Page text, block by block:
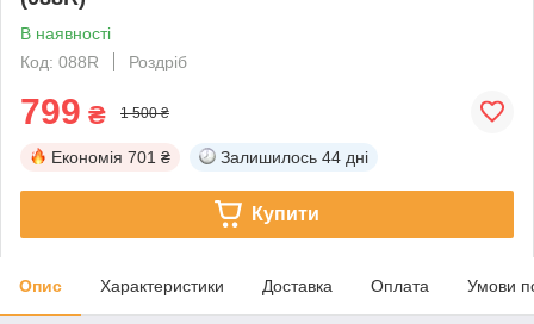
В наявності
Код: 088R
Роздріб
799 ₴ 1 500 ₴
Економія 701 ₴ Залишилось 44 дні
Купити
Опис Характеристики Доставка Оплата Умови